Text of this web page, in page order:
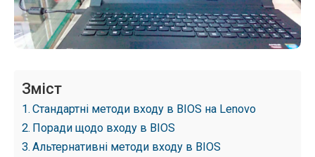
Зміст
Стандартні методи входу в BIOS на Lenovo
Поради щодо входу в BIOS
Альтернативні методи входу в BIOS